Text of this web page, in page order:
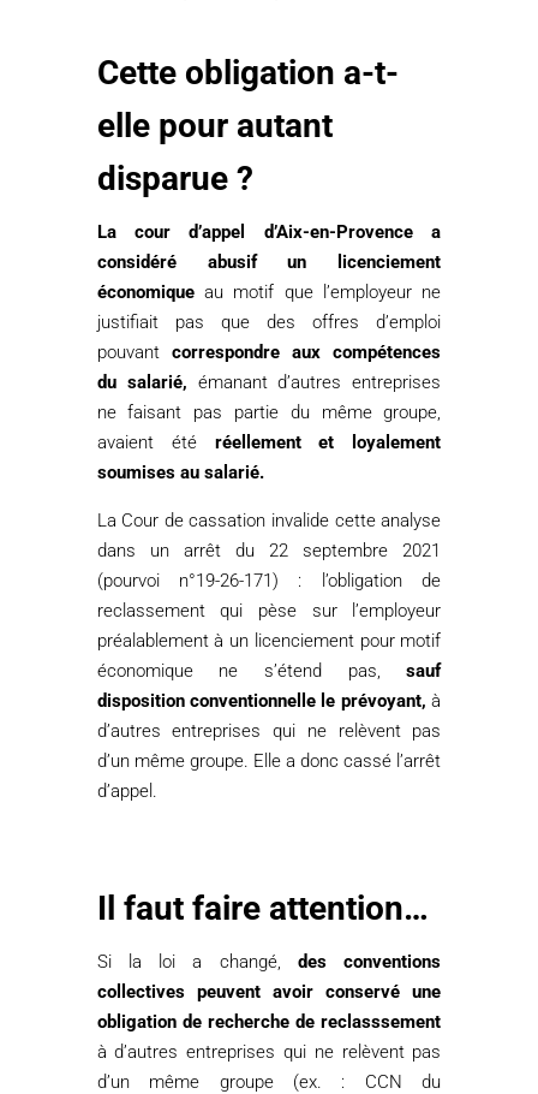
Cette obligation a-t-
elle pour autant
disparue ?
La cour d’appel d’Aix-en-Provence a
considéré abusif un licenciement
économiqueau motif que l’employeur ne
justifiait pas que des offres d’emploi
pouvant correspondre aux compétences
du salarié, émanant d’autres entreprises
ne faisant pas partie du même groupe,
avaient été réellement et loyalement
soumises au salarié.
La Cour de cassation invalide cette analyse
dans un arrêt du 22 septembre 2021
(pourvoi n°19-26-171) : l’obligation de
reclassement qui pèse sur l’employeur
préalablement à un licenciement pour motif
économique ne s’étend pas,sauf
disposition conventionnelle le prévoyant, à
d’autres entreprises qui ne relèvent pas
d’un même groupe. Elle a donc cassé l’arrêt
d’appel.
Il faut faire attention…
Si la loi a changé,des conventions
collectives peuvent avoir conservé une
obligation de recherche de reclasssement
à d’autres entreprises qui ne relèvent pas
d’un même groupe (ex. : CCN du